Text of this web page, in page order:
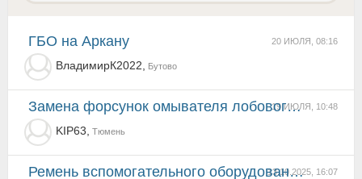
20 ИЮЛЯ, 08:16
ГБО на Аркану
ВладимирК2022, Бутово
19 ИЮЛЯ, 10:48
Замена форсунок омывателя лобового стекла.
KIP63, Тюмень
13.10.2025, 16:07
Ремень вспомогательного оборудования